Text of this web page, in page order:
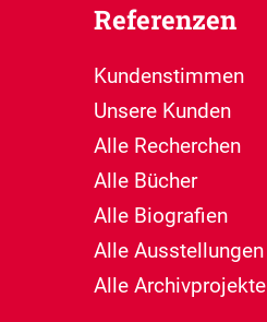
Referenzen
Kundenstimmen
Unsere Kunden
Alle Recherchen
Alle Bücher
Alle Biografien
Alle Ausstellungen
Alle Archivprojekte